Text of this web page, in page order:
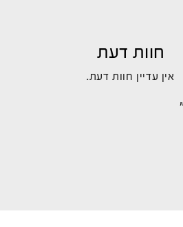
חוות דעת
אין עדיין חוות דעת.